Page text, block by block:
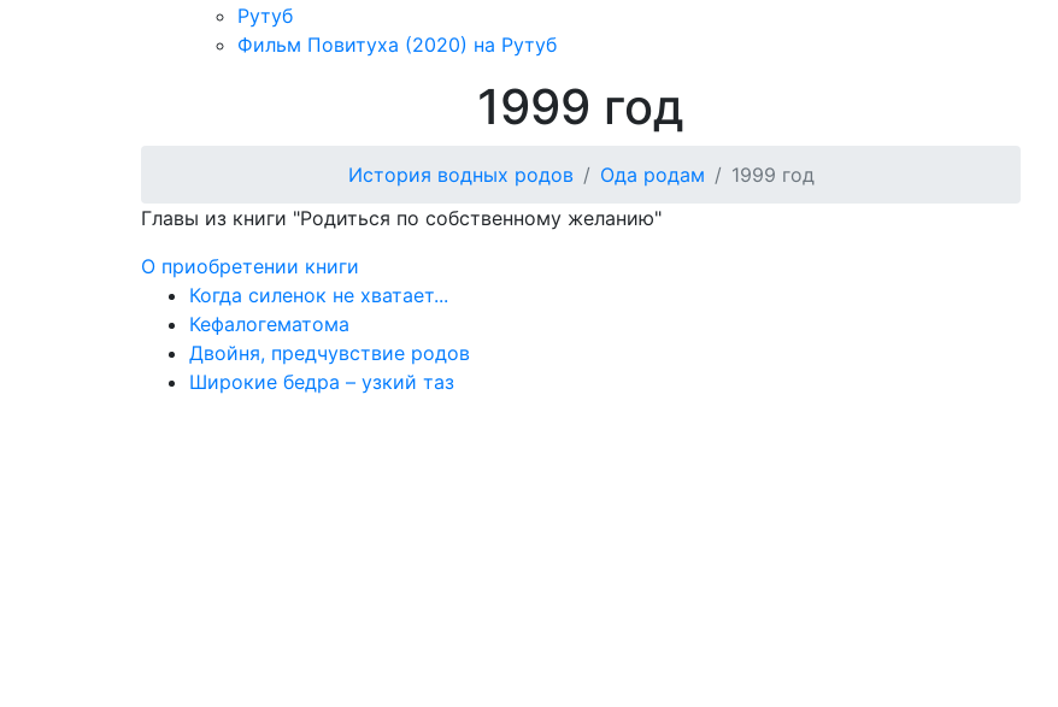
Рутуб
Фильм Повитуха (2020) на Рутуб
1999 год
История водных родов Ода родам
1999 год
Главы из книги "Родиться по собственному желанию"
О приобретении книги
Когда силенок не хватает...
Кефалогематома
Двойня, предчувствие родов
Широкие бедра – узкий таз